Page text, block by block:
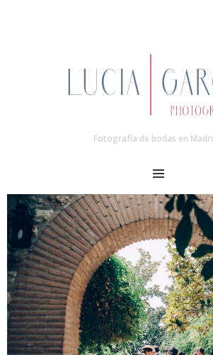
Fotografía de bodas en
MENU